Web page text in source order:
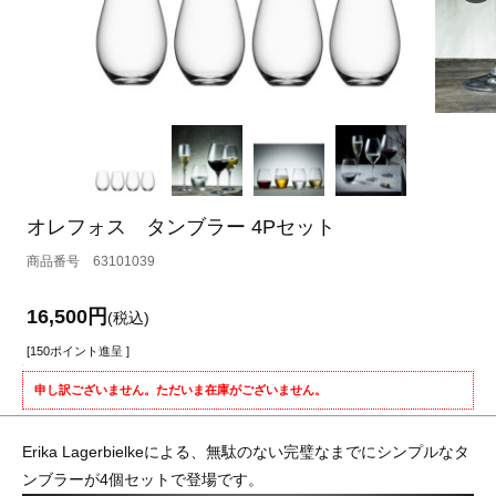
オレフォス タンブラー 4Pセット
63101039
16,500円(税込)
[150ポイント進呈 ]
申し訳ございません。ただいま在庫がございません。
Erika Lagerbielkeによる、無駄のない完璧なまでにシンプルなタ
ンブラーが4個セットで登場です。